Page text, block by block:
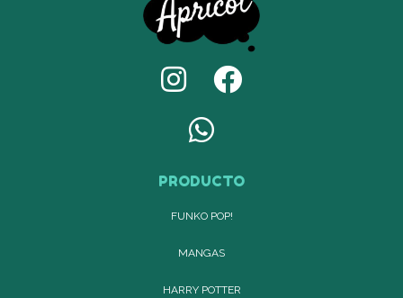
PRODUCTO
FUNKO POP!
MANGAS
HARRY POTTER